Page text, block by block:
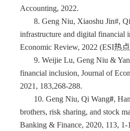
Accounting, 2022.
8. Geng Niu, Xiaoshu Jin#,
infrastructure and digital financial
Economic Review, 2022 (ESI热
9. Weijie Lu, Geng Niu &
financial inclusion, Journal of
2021, 183,268-288.
10. Geng Niu, Qi Wang#,
brothers, risk sharing, and stock
Banking & Finance, 2020, 113, 1-